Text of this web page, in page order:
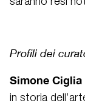
Profili dei
Simone Ciglia
in storia